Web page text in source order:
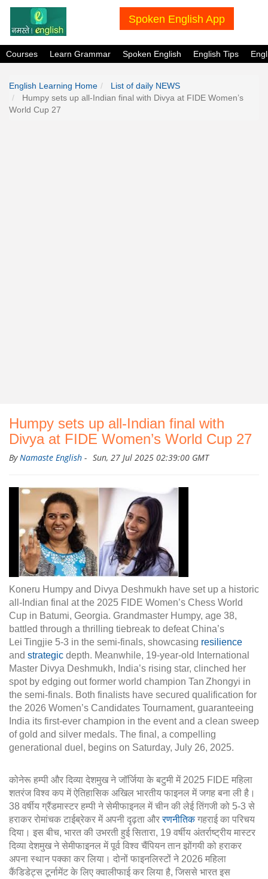
Spoken English App
Courses Learn Grammar Spoken English English Tips
English Learning Home
List of daily NEWS
Humpy sets up all-Indian final with Divya at FIDE Women’s
World Cup 27
Humpy sets up all-Indian final with
Divya at FIDE Women’s World Cup 27
ByNamaste English - Sun, 27 Jul 2025 02:39:00 GMT
Koneru Humpy and Divya Deshmukh have set up a historic
all‑Indian final at the 2025 FIDE Women’s Chess World
Cup in Batumi, Georgia. Grandmaster Humpy, age 38,
battled through a thrilling tiebreak to defeat China’s
Lei Tingjie 5‑3 in the semi-finals, showcasing resilience
and strategic depth. Meanwhile, 19‑year‑old International
Master Divya Deshmukh, India’s rising star, clinched her
spot by edging out former world champion Tan Zhongyi in
the semi-finals. Both finalists have secured qualification for
the 2026 Women’s Candidates Tournament, guaranteeing
India its first-ever champion in the event and a clean sweep
of gold and silver medals. The final, a compelling
generational duel, begins on Saturday, July 26, 2025.
कोनेरू हम्पी और दिव्या देशमुख ने जॉर्जिया के बटुमी में 2025 FIDE महिला
शतरंज विश्व कप में ऐतिहासिक अखिल भारतीय फाइनल में जगह बना ली है।
38 वर्षीय ग्रैंडमास्टर हम्पी ने सेमीफाइनल में चीन की लेई तिंगजी को 5-3 से
हराकर रोमांचक टाईब्रेकर में अपनी दृढ़ता औररणनीतिकगहराई का परिचय
दिया। इस बीच, भारत की उभरती हुई सितारा, 19 वर्षीय अंतर्राष्ट्रीय मास्टर
दिव्या देशमुख ने सेमीफाइनल में पूर्व विश्व चैंपियन तान झोंगयी को हराकर
अपना स्थान पक्का कर लिया। दोनों फाइनलिस्टों ने 2026 महिला
कैंडिडेट्स टूर्नामेंट के लिए क्वालीफाई कर लिया है, जिससे भारत इस